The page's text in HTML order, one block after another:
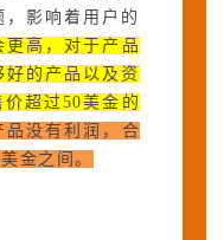
影响着用户的
高，对于产品
的产品以及资
超过50美金的
没有利润，合
金之间。